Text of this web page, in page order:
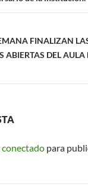
FINALIZAN
ABIERTAS DEL
conectado para